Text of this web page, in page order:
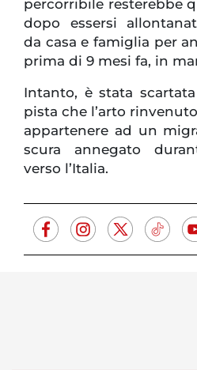
percorribile resterebbe
dopo essersi
da casa e famiglia per
prima di 9 mesi fa, in
Intanto, è stata
pista che l’arto
appartenere ad un
scura annegato
verso l’Italia.